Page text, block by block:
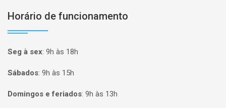
Horário de funcionamento
Seg à sex: 9h às 18h
Sábados: 9h às 15h
Domingos e feriados: 9h às 13h